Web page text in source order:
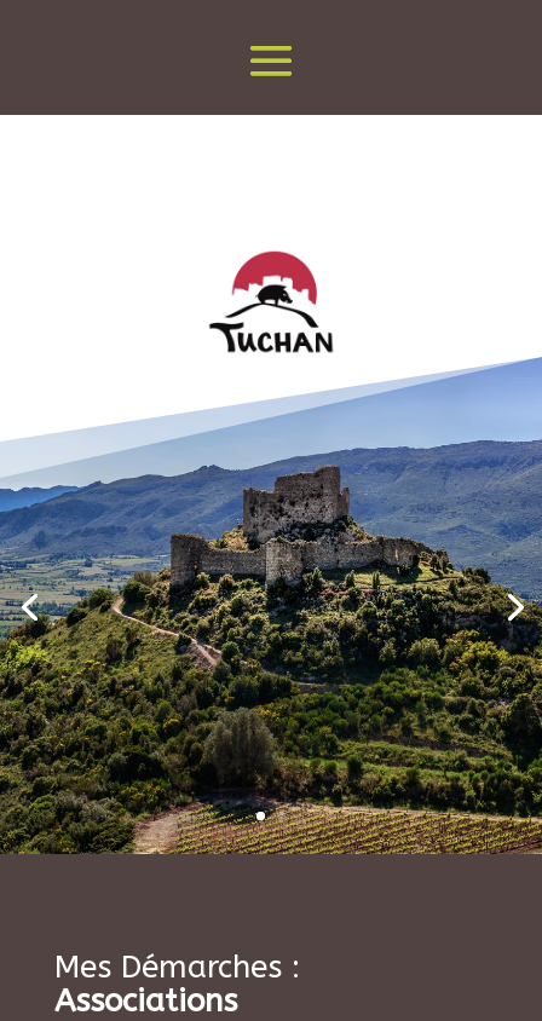
Mes Démarches :
Associations